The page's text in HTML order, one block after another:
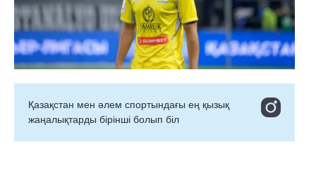
Қазақстан мен әлем спортындағы ең қызық
жаңалықтарды бірінші болып біл